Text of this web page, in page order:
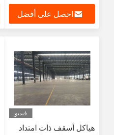
معدني، هياكل فولاذية
هيكلية على شكل بوابات
احصل على أفضل
فيديو
هياكل أسقف ذات امتداد